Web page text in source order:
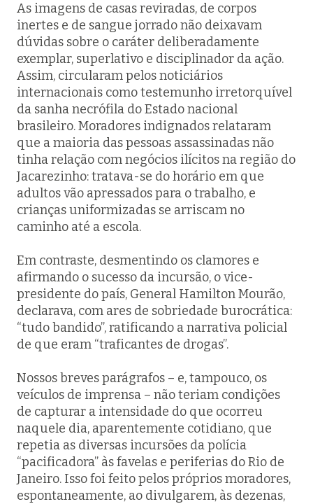
As imagens de casas reviradas, de corpos
inertes e de sangue jorrado não deixavam
dúvidas sobre o caráter deliberadamente
exemplar, superlativo e disciplinador da ação.
Assim, circularam pelos noticiários
internacionais como testemunho irretorquível
da sanha necrófila do Estado nacional
brasileiro. Moradores indignados relataram
que a maioria das pessoas assassinadas não
tinha relação com negócios ilícitos na região do
Jacarezinho: tratava-se do horário em que
adultos vão apressados para o trabalho, e
crianças uniformizadas se arriscam no
caminho até a escola.
Em contraste, desmentindo os clamores e
afirmando o sucesso da incursão, o vice-
presidente do país, General Hamilton Mourão,
declarava, com ares de sobriedade burocrática:
“tudo bandido”, ratificando a narrativa policial
de que eram “traficantes de drogas”.
Nossos breves parágrafos – e, tampouco, os
veículos de imprensa – não teriam condições
de capturar a intensidade do que ocorreu
naquele dia, aparentemente cotidiano, que
repetia as diversas incursões da polícia
“pacificadora” às favelas e periferias do Rio de
Janeiro. Isso foi feito pelos próprios moradores,
espontaneamente, ao divulgarem, às dezenas,